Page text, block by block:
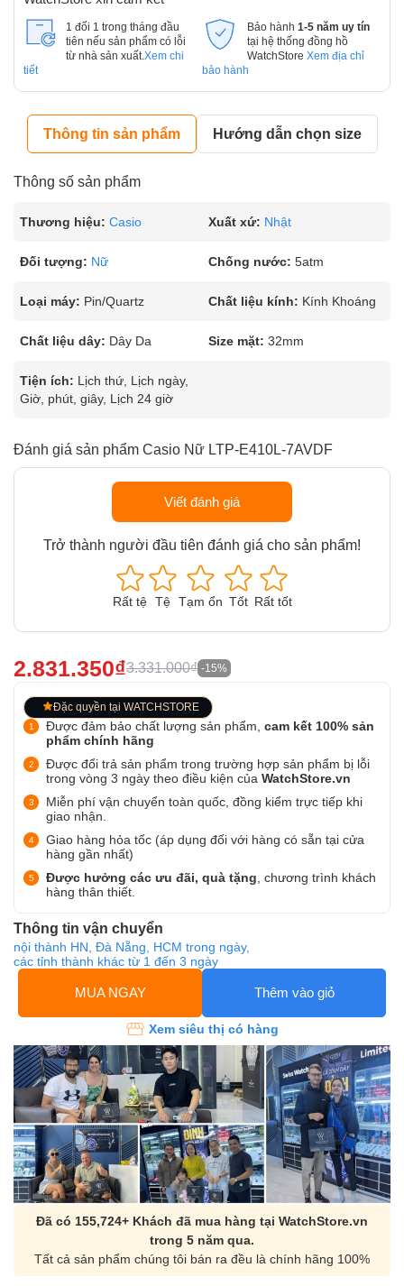
1 đổi 1 trong tháng đầu
tiên nếu sản phẩm có lỗi
từ nhà sản xuất. Xem chi
tiết
Bảo hành 1-5 năm uy tín
tại hệ thống đồng hồ
WatchStore Xem địa chỉ
bảo hành
Thông tin sản phẩm Hướng dẫn chọn size
Thông số sản phẩm
Thương hiệu: Casio Xuất xứ: Nhật
Đối tượng: Nữ Chống nước: 5atm
Loại máy: Pin/Quartz Chất liệu kính: Kính Khoáng
Chất liệu dây: Dây Da Size mặt: 32mm
Tiện ích: Lịch thứ, Lịch ngày,
Giờ, phút, giây, Lịch 24 giờ
Đánh giá sản phẩm Casio Nữ LTP-E410L-7AVDF
Viết đánh giá
Trở thành người đầu tiên đánh giá cho sản phẩm!
Rất tệ Tệ Tạm ổn Tốt Rất tốt
2.831.350₫3.331.000₫ -15%
Đặc quyền tại WATCHSTORE
Được đảm bảo chất lượng sản phẩm, cam kết 100% sản
phẩm chính hãng
Được đổi trả sản phẩm trong trường hợp sản phẩm bị lỗi
trong vòng 3 ngày theo điều kiện của WatchStore.vn
Miễn phí vận chuyển toàn quốc, đồng kiểm trực tiếp khi
giao nhận.
Giao hàng hỏa tốc (áp dụng đối với hàng có sẵn tại cửa
hàng gần nhất)
Được hưởng các ưu đãi, quà tặng , chương trình khách
hàng thân thiết.
Thông tin vận chuyển
nội thành HN, Đà Nẵng, HCM trong ngày,
các tỉnh thành khác từ 1 đến 3 ngày
MUA NGAY Thêm vào giỏ
Xem siêu thị có hàng
Đã có 155,724+ Khách đã mua hàng tại WatchStore.vn
trong 5 năm qua.
Tất cả sản phẩm chúng tôi bán ra đều là chính hãng 100%